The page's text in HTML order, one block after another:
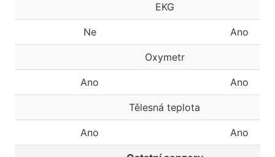
EKG
Ne Ano
Oxymetr
Ano Ano
Tělesná teplota
Ano Ano